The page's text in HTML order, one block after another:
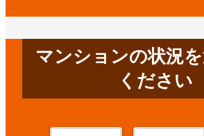
マンションの状況
ください